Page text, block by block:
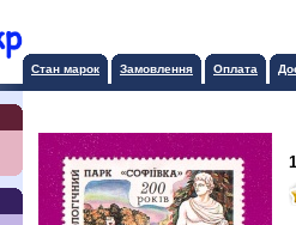
Стан марок Замовлення Оплата